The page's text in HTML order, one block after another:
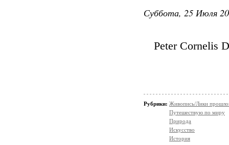
Суббота, 25 Июля
Peter Cornelis
Рубрики: Живопись/Лики
Путешествую по миру
Природа
Искусство
История